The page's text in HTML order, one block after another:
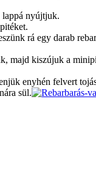
lappá nyújtjuk.
rá egy darab
majd kiszújuk a
enyhén felvert
sül.